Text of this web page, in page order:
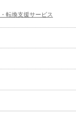
転換支援サービス